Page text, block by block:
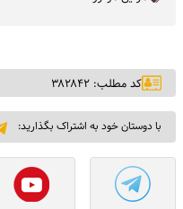
کد مطلب: ۳۸۲۸۴۲
با دوستان خود به اشتراک بگذارید: